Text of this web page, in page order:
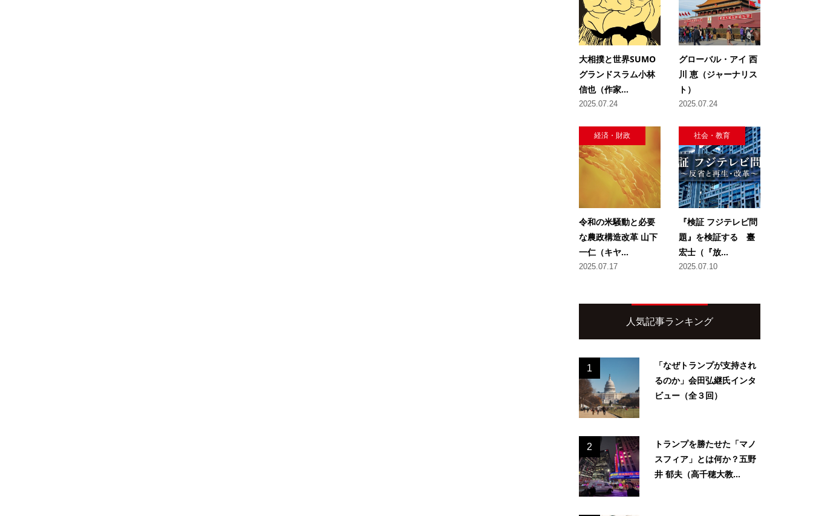
大相撲と世界SUMO
グランドスラム小林
信也（作家...
2025.07.24
グローバル・アイ 西
川 恵（ジャーナリス
ト）
2025.07.24
経済・財政
令和の米騒動と必要
な農政構造改革 山下
一仁（キヤ...
2025.07.17
社会・教育
『検証 フジテレビ問
題』を検証する 臺
宏士（『放...
2025.07.10
人気記事ランキング
1
「なぜトランプが支持され
るのか」会田弘継氏インタ
ビュー（全３回）
2
トランプを勝たせた「マノ
スフィア」とは何か？五野
井 郁夫（高千穂大教...